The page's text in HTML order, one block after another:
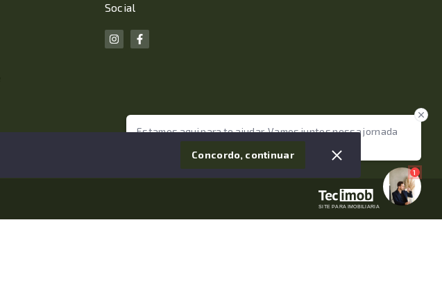
Estamos aqui para te ajudar. Vamos juntos nessa jornada
tão importante da sua vida?
1
Social
SITE PARA IMOBILIARIA
Concordo, continuar